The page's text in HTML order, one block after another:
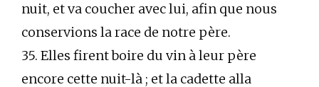
nuit, et va coucher avec lui, afin que nous
conservions la race de notre père.
35. Elles firent boire du vin à leur père
encore cette nuit-là ; et la cadette alla